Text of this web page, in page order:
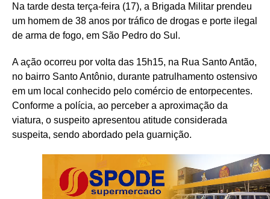
Na tarde desta terça-feira (17), a Brigada Militar prendeu
um homem de 38 anos por tráfico de drogas e porte ilegal
de arma de fogo, em São Pedro do Sul.
A ação ocorreu por volta das 15h15, na Rua Santo Antão,
no bairro Santo Antônio, durante patrulhamento ostensivo
em um local conhecido pelo comércio de entorpecentes.
Conforme a polícia, ao perceber a aproximação da
viatura, o suspeito apresentou atitude considerada
suspeita, sendo abordado pela guarnição.